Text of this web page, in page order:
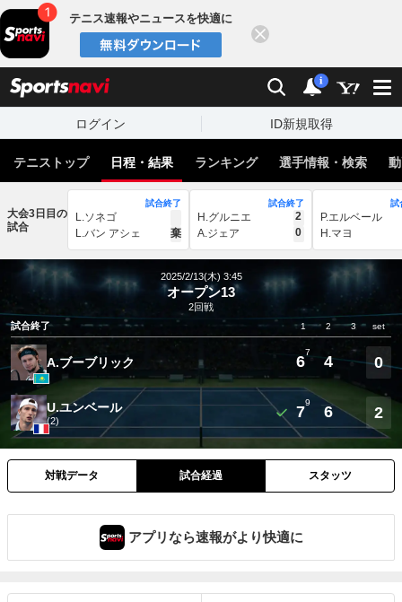
テニス速報やニュースを快適に
検索 通知
i
ログイン ID新規取得
テニストップ 日程・結果 ランキング 選手情報・検索
大会3日目の
試合
試合終了
L.ソネゴ
L.バン アシェ
棄
試合終了
H.グルニエ
2
A.ジェア
0
試
P.エルベール
H.マヨ
2025/2/13(木) 3:45
オープン13
2回戦
試合終了
1 2 3 set
A.ブーブリック 6
7
4 0
U.ユンベール
(2) 7
9
6 2
対戦データ 試合経過 スタッツ
アプリなら速報がより快適に